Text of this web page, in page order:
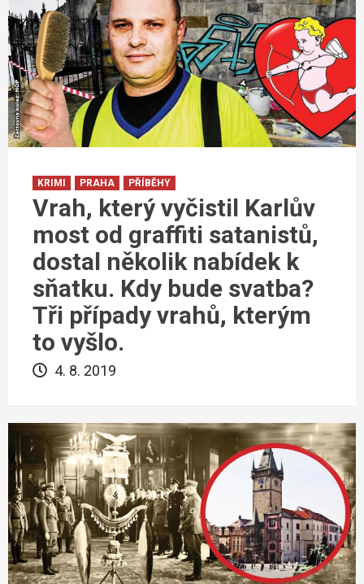
KRIMI PRAHA PŘÍBĚHY
Vrah, který vyčistil Karlův
most od graffiti satanistů,
dostal několik nabídek k
sňatku. Kdy bude svatba?
Tři případy vrahů, kterým
to vyšlo.
4. 8. 2019